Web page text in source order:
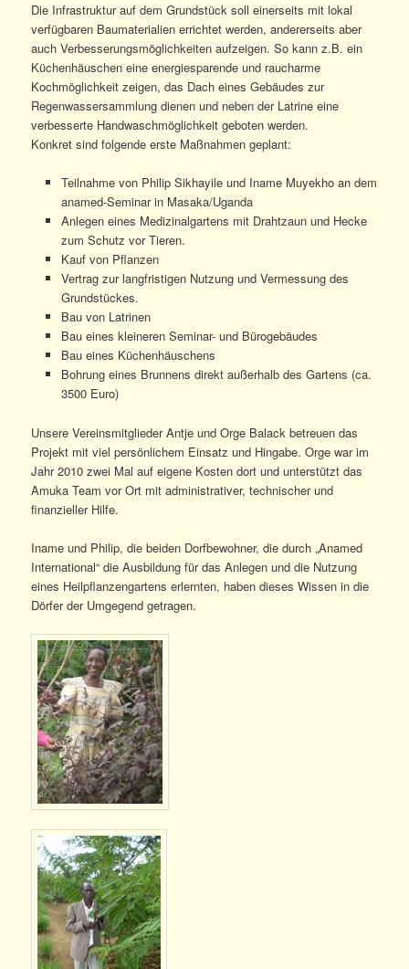
Die Infrastruktur auf dem Grundstück soll einerseits mit lokal
verfügbaren Baumaterialien errichtet werden, andererseits aber
auch Verbesserungsmöglichkeiten aufzeigen. So kann z.B. ein
Küchenhäuschen eine energiesparende und raucharme
Kochmöglichkeit zeigen, das Dach eines Gebäudes zur
Regenwassersammlung dienen und neben der Latrine eine
verbesserte Handwaschmöglichkeit geboten werden.
Konkret sind folgende erste Maßnahmen geplant:
Teilnahme von Philip Sikhayile und Iname Muyekho an dem
anamed-Seminar in Masaka/Uganda
Anlegen eines Medizinalgartens mit Drahtzaun und Hecke
zum Schutz vor Tieren.
Kauf von Pflanzen
Vertrag zur langfristigen Nutzung und Vermessung des
Grundstückes.
Bau von Latrinen
Bau eines kleineren Seminar- und Bürogebäudes
Bau eines Küchenhäuschens
Bohrung eines Brunnens direkt außerhalb des Gartens (ca.
3500 Euro)
Unsere Vereinsmitglieder Antje und Orge Balack betreuen das
Projekt mit viel persönlichem Einsatz und Hingabe. Orge war im
Jahr 2010 zwei Mal auf eigene Kosten dort und unterstützt das
Amuka Team vor Ort mit administrativer, technischer und
finanzieller Hilfe.
Iname und Philip, die beiden Dorfbewohner, die durch „Anamed
International“ die Ausbildung für das Anlegen und die Nutzung
eines Heilpflanzengartens erlernten, haben dieses Wissen in die
Dörfer der Umgegend getragen.